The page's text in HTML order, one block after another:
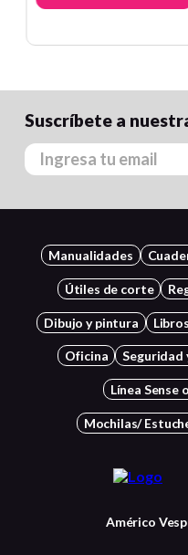
Suscríbete a
Manualidades
Útiles de corte
Dibujo y pintura
Oficina Seguridad
Línea Sense
Mochilas/
Américo